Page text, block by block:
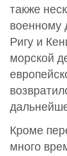
также
военному
Ригу и
морской
Кроме
много